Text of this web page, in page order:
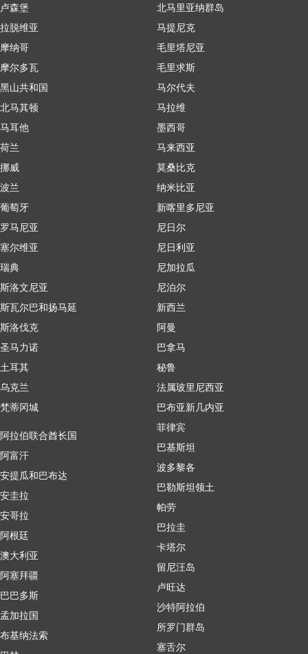
卢森堡
拉脱维亚
摩纳哥
摩尔多瓦
黑山共和国
北马其顿
马耳他
荷兰
挪威
波兰
葡萄牙
罗马尼亚
塞尔维亚
瑞典
斯洛文尼亚
斯瓦尔巴和扬马延
斯洛伐克
圣马力诺
土耳其
乌克兰
梵蒂冈城
阿拉伯联合酋长国
阿富汗
安提瓜和巴布达
安圭拉
安哥拉
阿根廷
澳大利亚
阿塞拜疆
巴巴多斯
孟加拉国
布基纳法索
北马里亚纳群岛
马提尼克
毛里塔尼亚
毛里求斯
马尔代夫
马拉维
墨西哥
马来西亚
莫桑比克
纳米比亚
新喀里多尼亚
尼日尔
尼日利亚
尼加拉瓜
尼泊尔
新西兰
阿曼
巴拿马
秘鲁
法属玻里尼西亚
巴布亚新几内亚
菲律宾
巴基斯坦
波多黎各
巴勒斯坦领土
帕劳
巴拉圭
卡塔尔
留尼汪岛
卢旺达
沙特阿拉伯
所罗门群岛
塞舌尔